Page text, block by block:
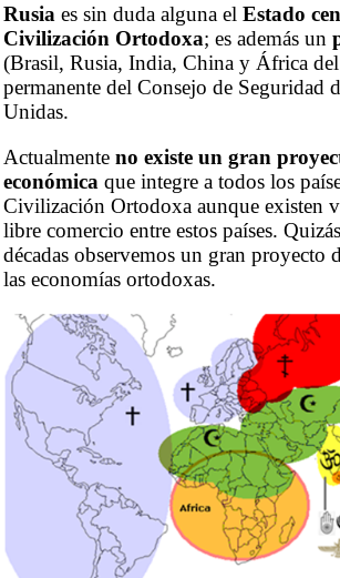
Rusia es sin duda alguna el Estado
Civilización Ortodoxa; es además un
(Brasil, Rusia, India, China y África
permanente del Consejo de Seguridad
Unidas.
Actualmente no existe un gran
económica que integre a todos los
Civilización Ortodoxa aunque existen
libre comercio entre estos países.
décadas observemos un gran proyecto
las economías ortodoxas.